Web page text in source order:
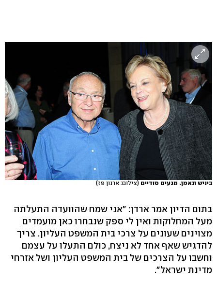
ביניש ונאמן. מגעים סודיים (צילום: ארנון פז)
בתום הדיון אמר ארדן: "אני שמח שהוועדה התעלתה
מעל המחלוקות ואין לי ספק שנבחרו כאן מועמדים
מצוינים שעונים על צרכי בית המשפט העליון. צריך
להדגיש שאף אחד לא ניצח, כולם התעלו על עצמם
וחשבו על הצרכים של בית המשפט העליון ושל אזרחי
מדינת ישראל".